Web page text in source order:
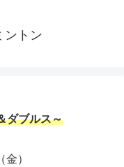
ントン
ダブルス～
）